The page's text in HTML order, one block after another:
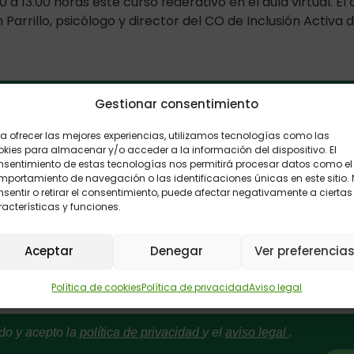
Gestionar consentimiento
ofrecer las mejores experiencias, utilizamos tecnologías como las
para almacenar y/o acceder a la información del dispositivo. El
de estas tecnologías nos permitirá procesar datos como el
de navegación o las identificaciones únicas en este sitio.
o retirar el consentimiento, puede afectar negativamente a ciertas
y funciones.
Aceptar Denegar Ver preferencias
Política de cookiesPolítica de privacidadAviso legal
psicólogo y director del CO de Inclusión Activa
de sugerencias: Envíanos tus
y acepto la política de privacidad y el aviso legal .